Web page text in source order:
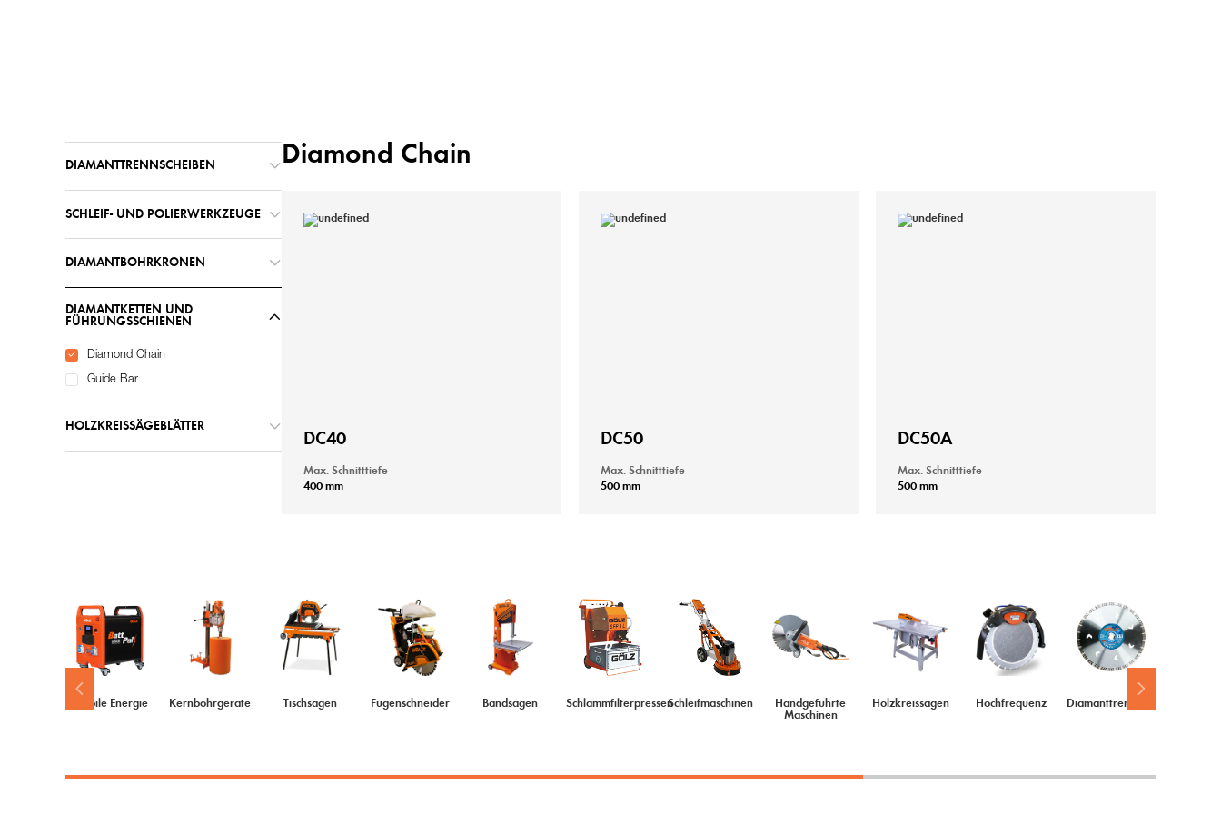
DIAMANTTRENNSCHEIBEN
SCHLEIF- UND POLIERWERKZEUGE
DIAMANTBOHRKRONEN
DIAMANTKETTEN UND
FÜHRUNGSSCHIENEN
Diamond Chain
Guide Bar
HOLZKREISSÄGEBLÄTTER
Diamond Chain
DC40
Max. Schnitttiefe
400 mm
DC50
Max. Schnitttiefe
500 mm
DC50A
Max. Schnitttiefe
500 mm
Mobile Energie Kernbohrgeräte Tischsägen Fugenschneider Bandsägen SchlammfilterpressenSchleifmaschinen
Handgeführte
Maschinen
Holzkreissägen Hochfrequenz Diamanttrennscheiben